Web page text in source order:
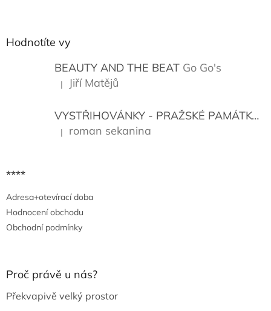
Hodnotíte vy
BEAUTY AND THE BEAT Go Go's
Hodnocení produktu je 5 z 5 hvězdiček.
| Jiří Matějů
VYSTŘIHOVÁNKY - PRAŽSKÉ PAMÁTKY
Hodnocení produktu je 5 z 5 hvězdiček.
| roman sekanina
****
Adresa+otevírací doba
Hodnocení obchodu
Obchodní podmínky
Proč právě u nás?
Překvapivě velký prostor